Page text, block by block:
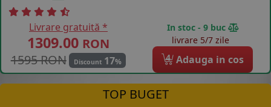
Livrare gratuită *
1309.00 RON
1595 RON
Discount 17%
In stoc - 9 buc
livrare 5/7 zile
4 Adauga in cos
TOP BUGET